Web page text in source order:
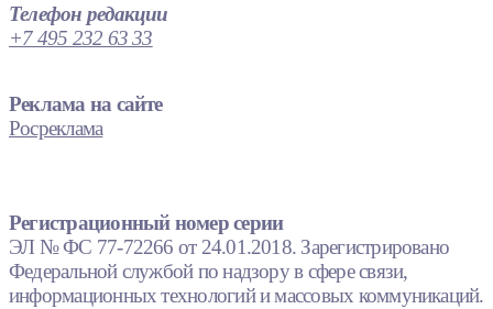
Телефон редакции
+7 495 232 63 33
Реклама на сайте
Росреклама
Регистрационный номер серии
ЭЛ № ФС 77-72266 от 24.01.2018. Зарегистрировано
Федеральной службой по надзору в сфере связи,
информационных технологий и массовых коммуникаций.